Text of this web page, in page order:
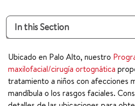
In this Section
Ubicado en Palo Alto, nuestro
maxilofacial/cirugía ortognática
tratamiento a niños con afecciones
mandíbula o los rasgos faciales.